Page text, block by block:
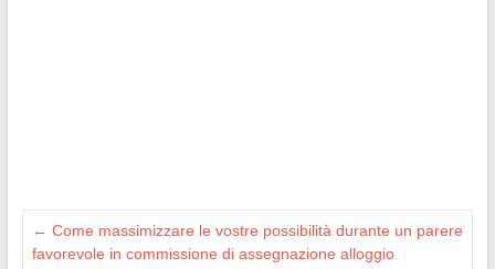
← Come massimizzare le vostre possibilità durante un parere
favorevole in commissione di assegnazione alloggio